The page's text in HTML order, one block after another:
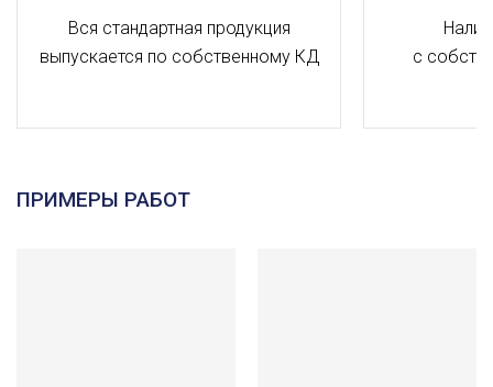
Вся стандартная продукция
выпускается по собственному КД
с
ПРИМЕРЫ РАБОТ